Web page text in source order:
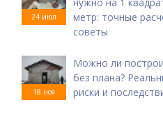
24 июл
метр: точные
советы
18 ноя
Можно ли
без плана?
риски и